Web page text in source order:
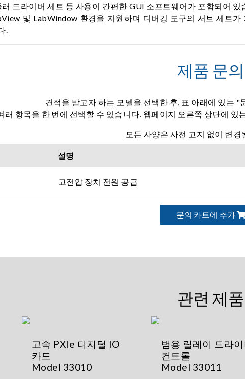
드라이버 세트 등 사용이 간편한 GUI 소프트웨어가 포함되어
및 LabWindow 환경을 지원하며 디버깅 도구의 서브 세트
.
제품 문의
견적을 받고자 하는 모델을 선택한 후, 표 아래에 있는
러 항목을 한 번에 선택할 수 있습니다. 웹페이지 오른쪽 상단에
모든 사양은 사전 고지 없이 변경
설명
고전압 장치 전원 공급
문의 카트에 추가
관련 제품
고속 PXIe 디지털 IO
카드
Model 33010
범용 릴레이 드라이
컨트롤
Model 33011